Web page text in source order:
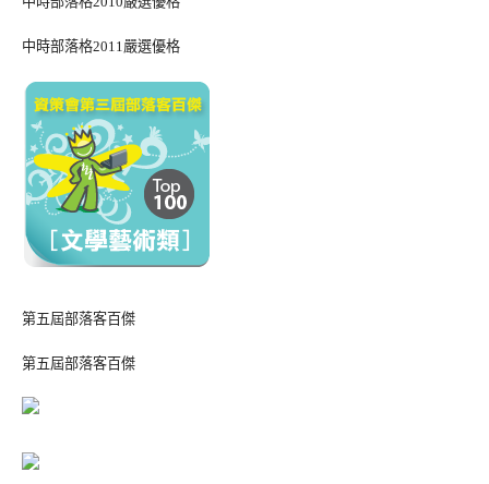
中時部落格2011嚴選優格
第五屆部落客百傑
第五屆部落客百傑